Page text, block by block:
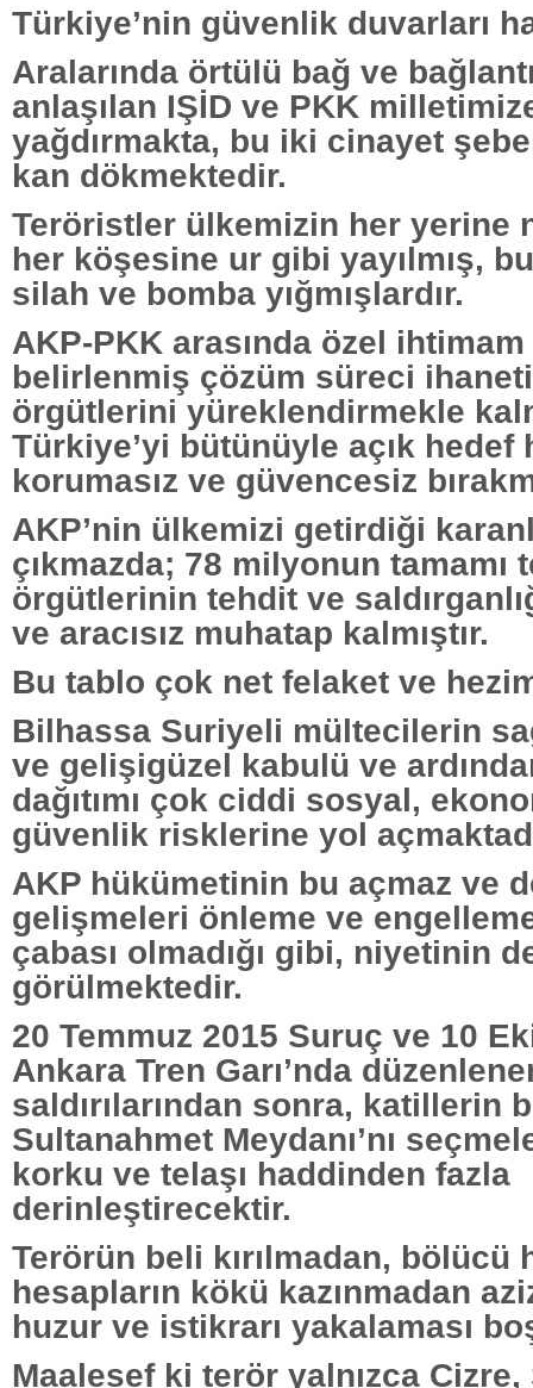
Türkiye’nin güvenlik duvarları
Aralarında örtülü bağ ve
anlaşılan IŞİD ve PKK
yağdırmakta, bu iki cinayet
kan dökmektedir.
Teröristler ülkemizin her yerine
her köşesine ur gibi yayılmış,
silah ve bomba yığmışlardır.
AKP-PKK arasında özel
belirlenmiş çözüm süreci
örgütlerini yüreklendirmekle
Türkiye’yi bütünüyle açık
korumasız ve güvencesiz
AKP’nin ülkemizi getirdiği
çıkmazda; 78 milyonun tamamı
örgütlerinin tehdit ve
ve aracısız muhatap kalmıştır.
Bu tablo çok net felaket ve
Bilhassa Suriyeli mültecilerin
ve gelişigüzel kabulü ve
dağıtımı çok ciddi sosyal,
güvenlik risklerine yol
AKP hükümetinin bu açmaz ve
gelişmeleri önleme ve
çabası olmadığı gibi, niyetinin
görülmektedir.
20 Temmuz 2015 Suruç ve 10
Ankara Tren Garı’nda
saldırılarından sonra, katillerin
Sultanahmet Meydanı’nı
korku ve telaşı haddinden fazla
derinleştirecektir.
Terörün beli kırılmadan, bölücü
hesapların kökü kazınmadan
huzur ve istikrarı yakalaması
Maalesef ki terör yalnızca Cizre,